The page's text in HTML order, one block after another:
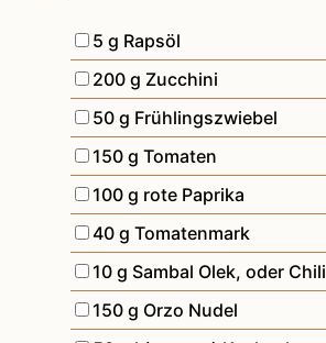
▢
5 g Rapsöl
▢
200 g Zucchini
▢
50 g Frühlingszwiebel
▢
150 g Tomaten
▢
100 g rote Paprika
▢
40 g Tomatenmark
▢
10 g Sambal Olek,oder Chili
▢
150 g Orzo Nudel